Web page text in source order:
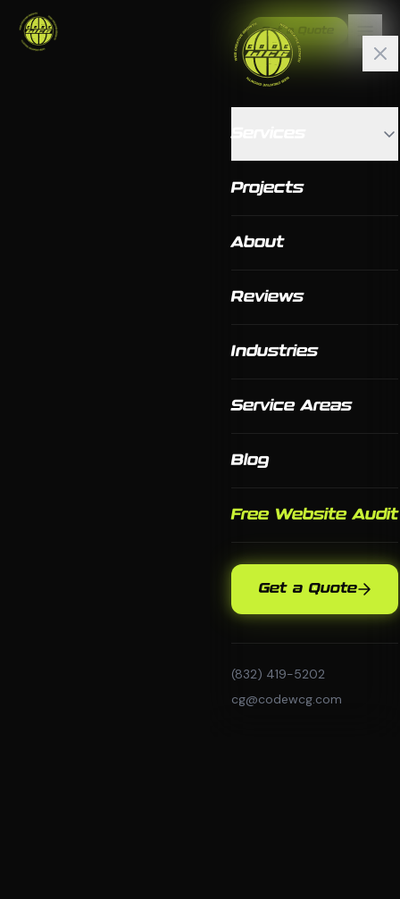
Get a Quote
Projects
About
Reviews
Industries
Service Areas
Blog
Free Website Audit
Get a Quote
(832) 419-5202
cg@codewcg.com